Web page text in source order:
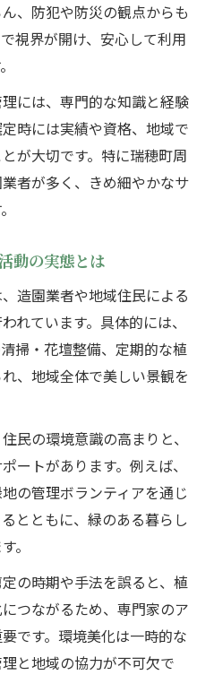
、防犯や防災の観点からも
視界が開け、安心して利用
には、専門的な知識と経験
時には実績や資格、地域で
が大切です。特に瑞穂町周
者が多く、きめ細やかなサ
動の実態とは
造園業者や地域住民による
れています。具体的には、
掃・花壇整備、定期的な植
、地域全体で美しい景観を
民の環境意識の高まりと、
ートがあります。例えば、
の管理ボランティアを通じ
とともに、緑のある暮らし
。
の時期や手法を誤ると、植
つながるため、専門家のア
です。環境美化は一時的な
と地域の協力が不可欠で